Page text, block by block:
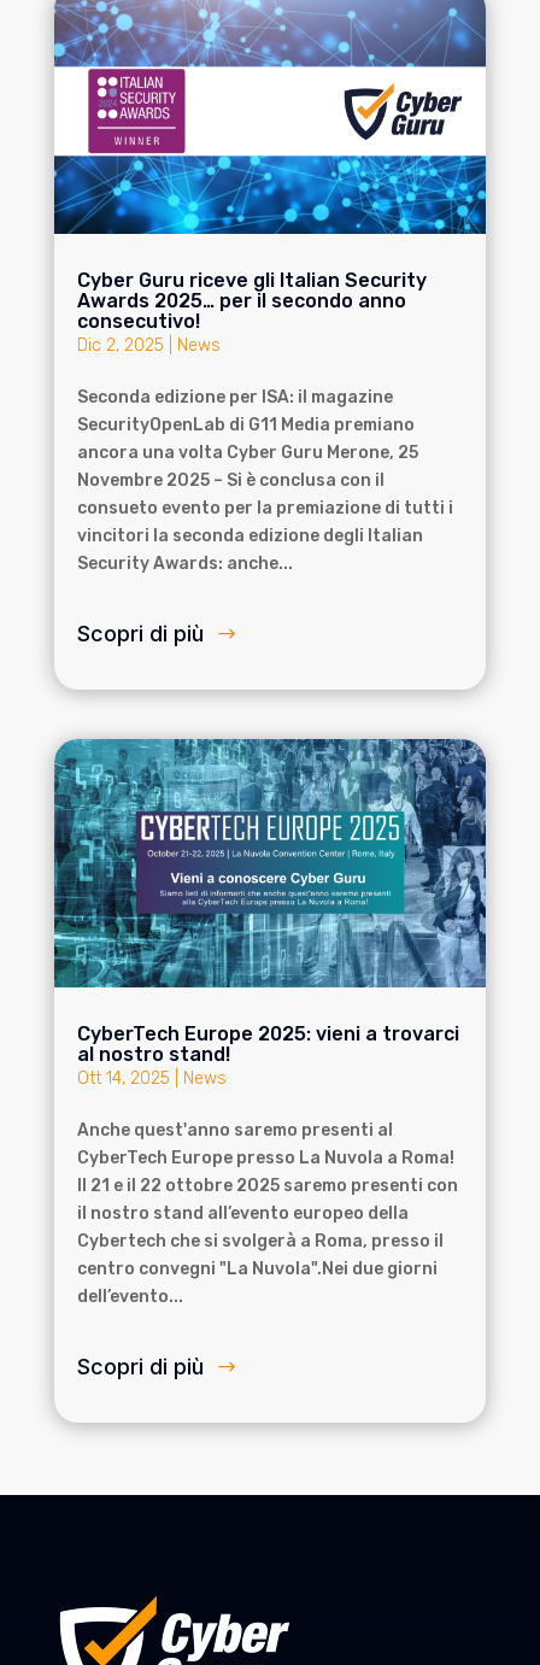
Cyber Guru riceve gli Italian Security
Awards 2025… per il secondo anno
consecutivo!
Dic 2, 2025 News
Seconda edizione per ISA: il magazine
SecurityOpenLab di G11 Media premiano
ancora una volta Cyber Guru Merone, 25
Novembre 2025 – Si è conclusa con il
consueto evento per la premiazione di tutti i
vincitori la seconda edizione degli Italian
Security Awards: anche...
Scopri di più
CyberTech Europe 2025: vieni a trovarci
al nostro stand!
Ott 14, 2025 News
Anche quest'anno saremo presenti al
CyberTech Europe presso La Nuvola a Roma!
Il 21 e il 22 ottobre 2025 saremo presenti con
il nostro stand all’evento europeo della
Cybertech che si svolgerà a Roma, presso il
centro convegni "La Nuvola".Nei due giorni
dell’evento...
Scopri di più